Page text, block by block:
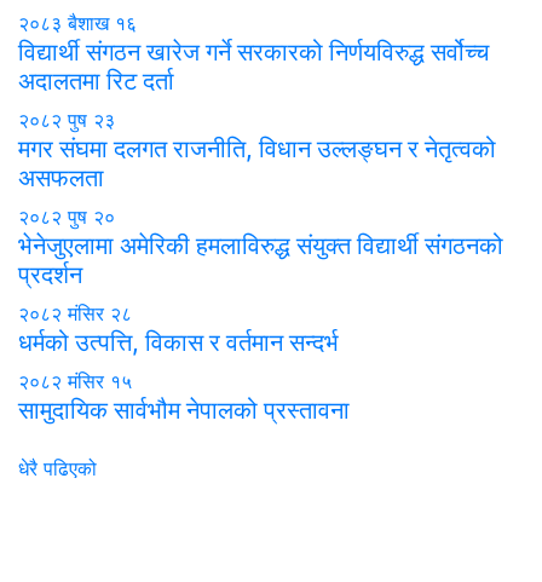
२०८३ बैशाख १६
विद्यार्थी संगठन खारेज गर्ने सरकारको निर्णयविरुद्ध सर्वोच्च
अदालतमा रिट दर्ता
२०८२ पुष २३
मगर संघमा दलगत राजनीति, विधान उल्लङ्घन र नेतृत्वको
असफलता
२०८२ पुष २०
भेनेजुएलामा अमेरिकी हमलाविरुद्ध संयुक्त विद्यार्थी संगठनको
प्रदर्शन
२०८२ मंसिर २८
धर्मको उत्पत्ति, विकास र वर्तमान सन्दर्भ
२०८२ मंसिर १५
सामुदायिक सार्वभौम नेपालको प्रस्तावना
धेरै पढिएको